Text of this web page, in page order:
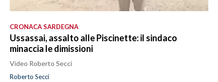
CRONACA SARDEGNA
Ussassai, assalto alle Piscinette: il sindaco
minaccia le dimissioni
Video Roberto Secci
Roberto Secci